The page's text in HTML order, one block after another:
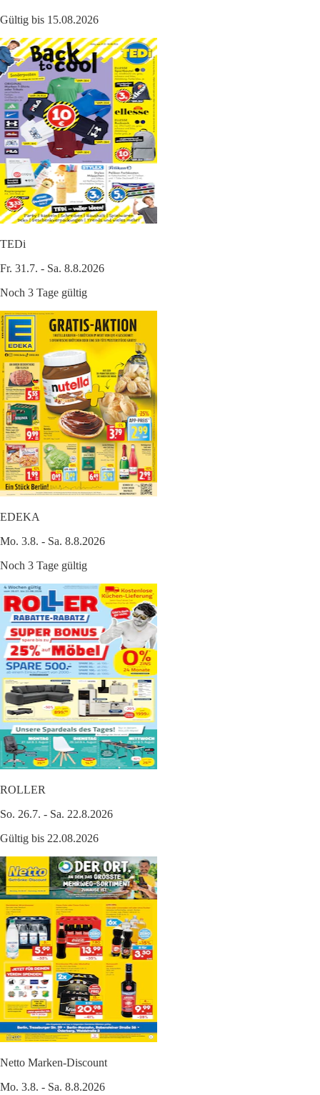
Gültig bis 15.08.2026
TEDi
Fr. 31.7. - Sa. 8.8.2026
Noch 3 Tage gültig
EDEKA
Mo. 3.8. - Sa. 8.8.2026
Noch 3 Tage gültig
ROLLER
So. 26.7. - Sa. 22.8.2026
Gültig bis 22.08.2026
Netto Marken-Discount
Mo. 3.8. - Sa. 8.8.2026